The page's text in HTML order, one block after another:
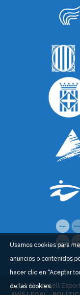
2026 © Consell
Usamos cookies para
anuncios o contenidos
hacer clic en “Aceptar
de las cookies.